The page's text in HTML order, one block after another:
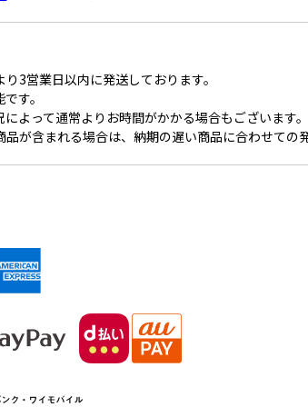
3営業日以内に発送しております。
す。
よって通常よりお時間がかかる場合もございます。
が含まれる場合は、納期の遅い商品に合わせての